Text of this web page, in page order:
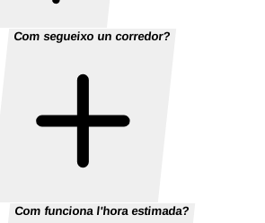
Com segueixo un corredor?
Com funciona l'hora estimada?